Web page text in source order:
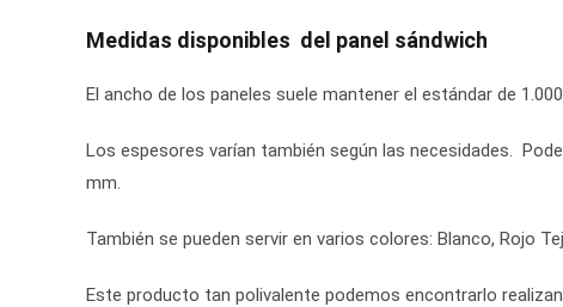
Medidas disponibles del panel sándwich
El ancho de los paneles suele mantener el estándar de
Los espesores varían también según las necesidades.
mm.
También se pueden servir en varios colores: Blanco, Rojo
Este producto tan polivalente podemos encontrarlo